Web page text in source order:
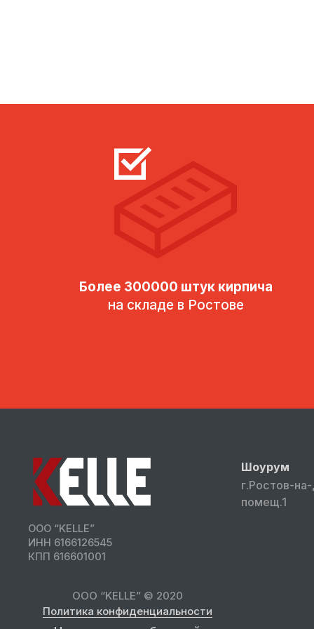
Более 300000 штук кирпича
на складе в Ростове
ООО “KELLE”
ИНН 6166126545
КПП 616601001
ООО “KELLE” © 2020
Политика конфиденциальности
Шоурум
г.Ростов-
помещ.1